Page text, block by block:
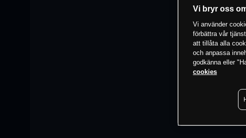
Vi bryr oss
Vi använder
förbättra vår
att tillåta alla
och anpassa
godkänna eller
cookies